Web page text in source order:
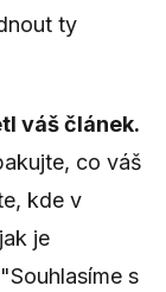
ty
váš článek.
co váš
kde v
je
s